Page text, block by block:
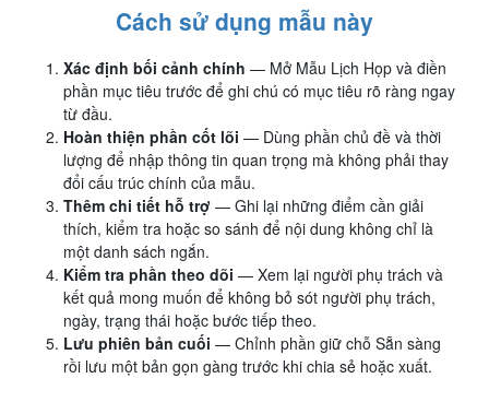
Cách sử dụng mẫu này
Xác định bối cảnh chính — Mở Mẫu Lịch Họp và điền
phần mục tiêu trước để ghi chú có mục tiêu rõ ràng ngay
từ đầu.
Hoàn thiện phần cốt lõi — Dùng phần chủ đề và thời
lượng để nhập thông tin quan trọng mà không phải thay
đổi cấu trúc chính của mẫu.
Thêm chi tiết hỗ trợ — Ghi lại những điểm cần giải
thích, kiểm tra hoặc so sánh để nội dung không chỉ là
một danh sách ngắn.
Kiểm tra phần theo dõi — Xem lại người phụ trách và
kết quả mong muốn để không bỏ sót người phụ trách,
ngày, trạng thái hoặc bước tiếp theo.
Lưu phiên bản cuối — Chỉnh phần giữ chỗ Sẵn sàng
rồi lưu một bản gọn gàng trước khi chia sẻ hoặc xuất.